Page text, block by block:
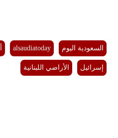
السعودية اليوم alsaudiatoday
إسرائيل الأراضي اللبنانية